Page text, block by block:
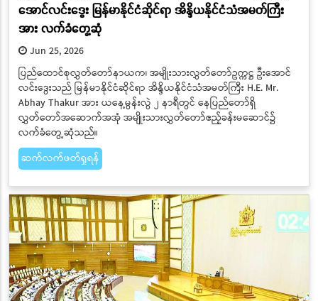
အောင်လင်းဒွေး မြန်မာနိုင်ငံဆိုင်ရာ အိန္ဒိယနိုင်ငံသံအမတ်ကြီး
အား လက်ခံတွေ့ဆုံ
Jun 25, 2026
ပြည်ထောင်စုလွှတ်တော်နာယက၊ အမျိုးသားလွှတ်တော်ဥက္ကဋ္ဌ ဦးအောင်
လင်းဒွေးသည် မြန်မာနိုင်ငံဆိုင်ရာ အိန္ဒိယနိုင်ငံသံအမတ်ကြီး H.E. Mr.
Abhay Thakur အား ယနေ့မွန်းလွဲ ၂ နာရီတွင် နေပြည်တော်ရှိ
လွှတ်တော်အဆောက်အအုံ အမျိုးသားလွှတ်တော်ဧည့်ခန်းမဆောင်၌
လက်ခံတွေ့ဆုံသည်။
ဆက်လက်ဖတ်ရှုရန်